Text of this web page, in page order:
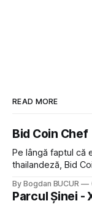
READ MORE
Bid Coin Chef
Pe lângă faptul că
thailandeză, Bid
lăsat rece la prima
By Bogdan BUCUR
Parcul Șinei -